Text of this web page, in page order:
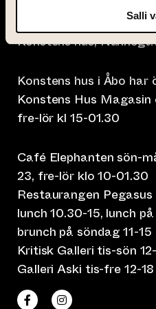
Salli
Konstens hus,
Konstens hus i Åbo har
Konstens Hus
fre-lör kl 15-01.30
Café Elephanten sön-
23, fre-lör klo 10-01.30
Restaurangen
lunch 10.30-15, lunch
brunch på söndag 11-15
Kritisk Galleri tis-sön
Galleri Aski tis-fre 12-